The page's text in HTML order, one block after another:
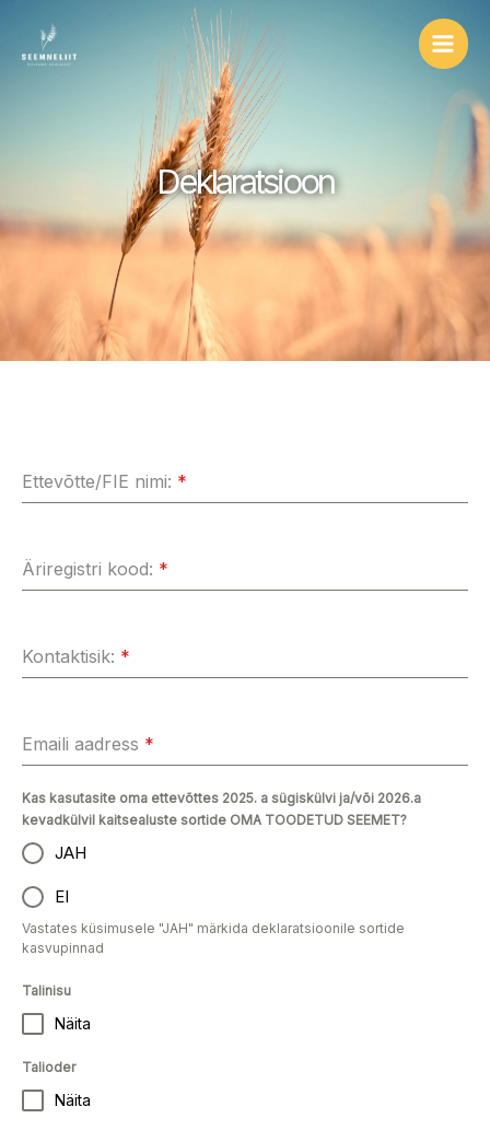
content
Deklaratsioon
Ettevõtte/FIE nimi: *
Äriregistri kood: *
Kontaktisik: *
Emaili aadress *
Kas kasutasite oma ettevõttes 2025. a sügiskülvi ja/või 2026.a
kevadkülvil kaitsealuste sortide OMA TOODETUD SEEMET?
JAH
EI
Vastates küsimusele "JAH" märkida deklaratsioonile sortide
kasvupinnad
Talinisu
Näita
Talioder
Näita